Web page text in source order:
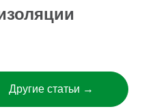
Другие статьи →